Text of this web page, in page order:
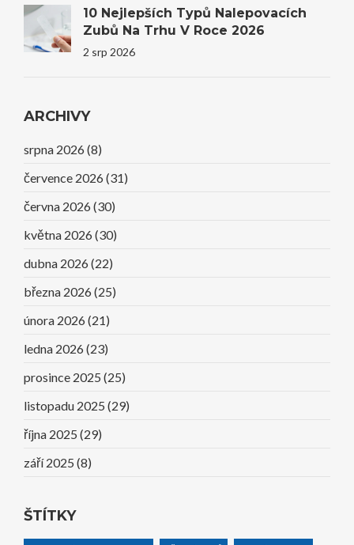
10 Nejlepších Typů Nalepovacích
Zubů Na Trhu V Roce 2026
2 srp 2026
ARCHIVY
srpna 2026 (8)
července 2026 (31)
června 2026 (30)
května 2026 (30)
dubna 2026 (22)
března 2026 (25)
února 2026 (21)
ledna 2026 (23)
prosince 2025 (25)
listopadu 2025 (29)
října 2025 (29)
září 2025 (8)
ŠTÍTKY